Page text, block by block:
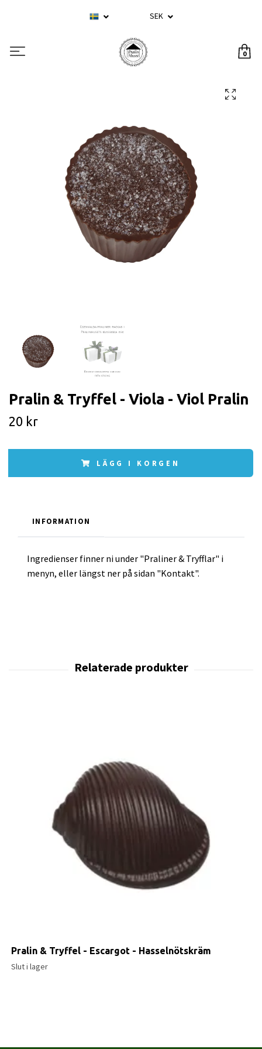
SEK
0
Pralin & Tryffel - Viola - Viol Pralin
20 kr
LÄGG I KORGEN
INFORMATION
Ingredienser finner ni under "Praliner & Tryfflar" i
menyn, eller längst ner på sidan "Kontakt".
Pralin & Tryffel - Escargot - Hasselnötskräm
Slut i lager